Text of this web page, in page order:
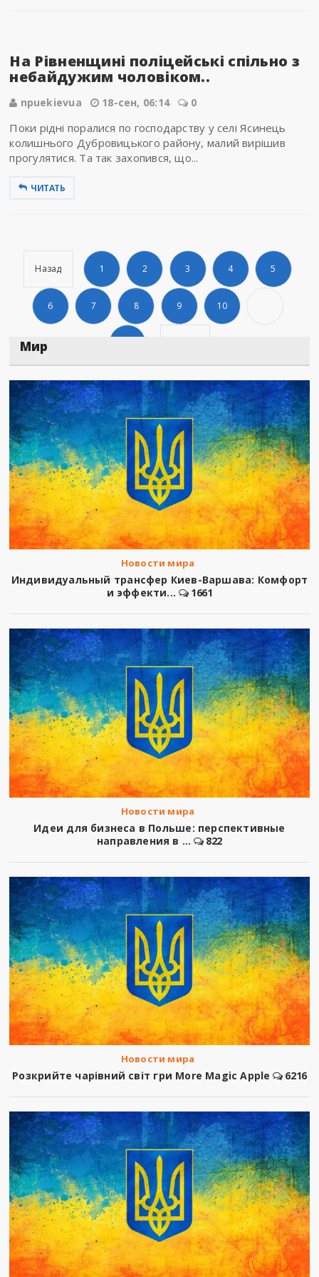
На Рівненщині поліцейські спільно з
небайдужим чоловіком..
npuekievua 18-сен, 06:14 0
Поки рідні поралися по господарству у селі Ясинець
колишнього Дубровицького району, малий вирішив
прогулятися. Та так захопився, що...
ЧИТАТЬ
Назад 1 2 3 4 5
6 7 8 9 10
Мир
Новости мира
Индивидуальный трансфер Киев-Варшава: Комфорт
и эффекти...
1661
Новости мира
Идеи для бизнеса в Польше: перспективные
направления в ...
822
Новости мира
Розкрийте чарівний світ гри More Magic Apple 6216